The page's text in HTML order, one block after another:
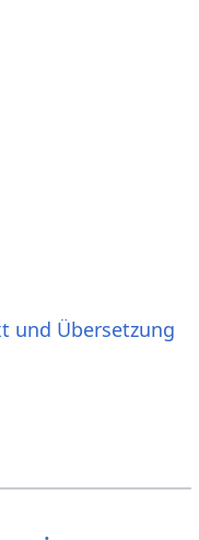
und Übersetzung